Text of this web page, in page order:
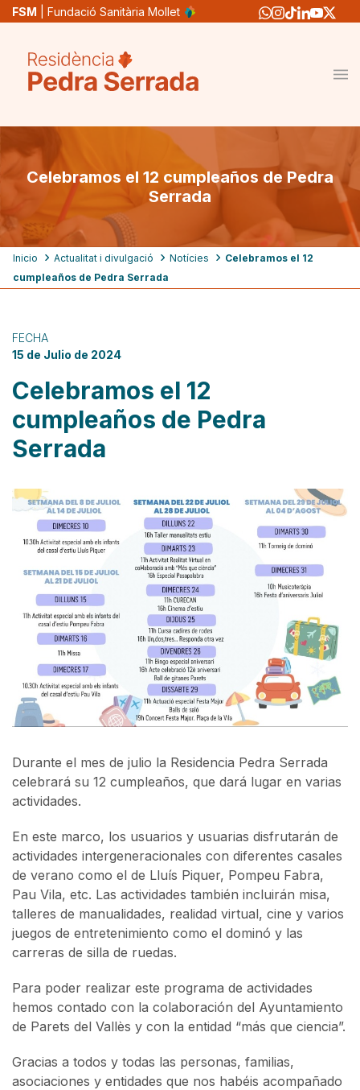
Pasar
contenido
principal
FSM | Fundació Sanitària Mollet
Celebramos el 12 cumpleaños de Pedra
Serrada
Ruta
de
Inicio Actualitat i divulgació Notícies
Celebramos el 12
cumpleaños de Pedra Serrada
FECHA
15 de Julio de 2024
Celebramos el 12
cumpleaños de Pedra
Serrada
Durante el mes de julio la Residencia Pedra Serrada
celebrará su 12 cumpleaños, que dará lugar en varias
actividades.
En este marco, los usuarios y usuarias disfrutarán de
actividades intergeneracionales con diferentes casales
de verano como el de Lluís Piquer, Pompeu Fabra,
Pau Vila, etc. Las actividades también incluirán misa,
talleres de manualidades, realidad virtual, cine y varios
juegos de entretenimiento como el dominó y las
carreras de silla de ruedas.
Para poder realizar este programa de actividades
hemos contado con la colaboración del Ayuntamiento
de Parets del Vallès y con la entidad “más que ciencia”.
Gracias a todos y todas las personas, familias,
asociaciones y entidades que nos habéis acompañado